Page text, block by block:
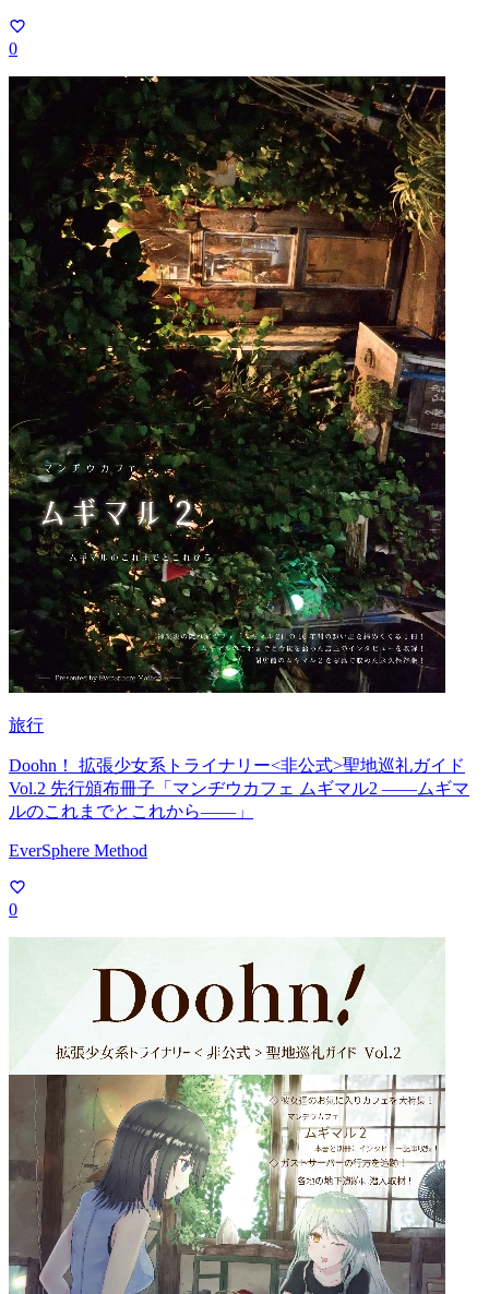
0
旅行
Doohn！ 拡張少女系トライナリー<非公式>聖地巡礼ガイド
Vol.2 先行頒布冊子「マンヂウカフェ ムギマル2 ――ムギマ
ルのこれまでとこれから――」
EverSphere Method
0